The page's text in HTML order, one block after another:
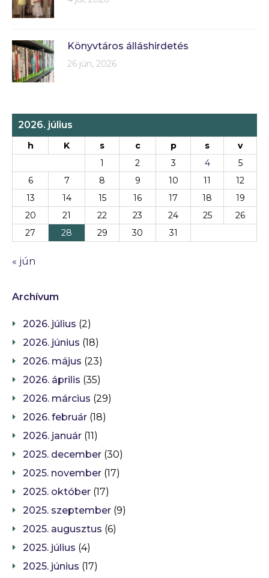
Könyvtáros álláshirdetés
26 jún, 2026
2026. július
h K s c p s
v
1
2 3 4
5
6
7 8 9 10 11
12
13
14 15 16 17 18
19
20
21 22 23 24 25
26
27
28 29 30 31
« jún
Archívum
2026. július (2)
2026. június (18)
2026. május (23)
2026. április (35)
2026. március (29)
2026. február (18)
2026. január (11)
2025. december (30)
2025. november (17)
2025. október (17)
2025. szeptember (9)
2025. augusztus (6)
2025. július (4)
2025. június (17)